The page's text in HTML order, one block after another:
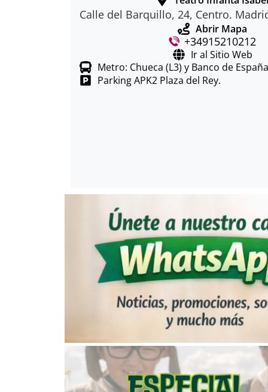
Calle del Barquillo, 24, Centro.
Abrir Mapa
+34915210212
Ir al Sitio Web
Metro: Chueca (L3) y Banco de
Parking APK2 Plaza del Rey.